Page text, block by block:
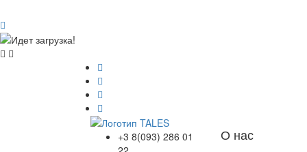
О нас
+3 8(093) 286 01